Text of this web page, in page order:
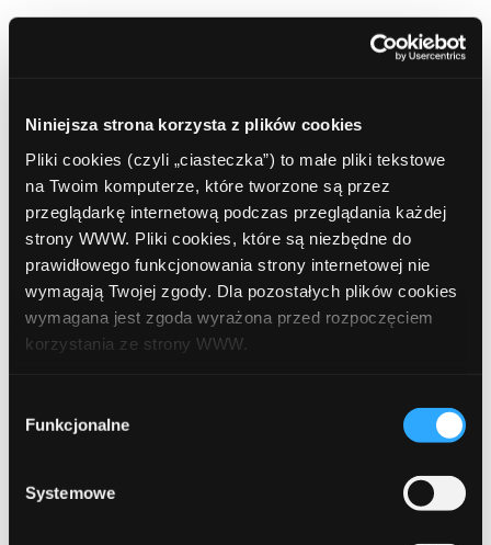
Niniejsza strona korzysta z plików cookies
Pliki cookies (czyli „ciasteczka”) to małe pliki tekstowe
na Twoim komputerze, które tworzone są przez
przeglądarkę internetową podczas przeglądania każdej
strony WWW. Pliki cookies, które są niezbędne do
prawidłowego funkcjonowania strony internetowej nie
wymagają Twojej zgody. Dla pozostałych plików cookies
wymagana jest zgoda wyrażona przed rozpoczęciem
korzystania ze strony WWW.
formy korzystania z plików cookies. Więcej:
Polityka
zgody
Funkcjonalne
Systemowe
W przypadku pytań zapraszamy do kontaktu z
Nie masz jeszcze konta w ComperiaLead? Nie czekaj,
dokonaj
rejestracji już dziś!
Posted in: Akcje promocyjne,Co nowego?,Strona główna
regulamin konkursu
Udostępnij: